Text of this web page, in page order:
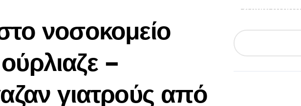
ρωσικές εκστρατείες παραπληροφόρησης ενόψει εκλογών
Όσα αποκαλύπτουν οι πρωταγωνιστές
ή είναι απλά ένας μύθος;
νοσοκομείο
–
γιατρούς από
Αναζήτηση